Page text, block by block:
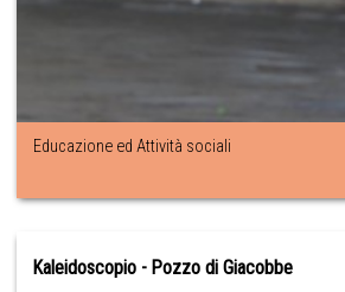
Educazione ed Attività sociali
Kaleidoscopio - Pozzo di Giacobbe